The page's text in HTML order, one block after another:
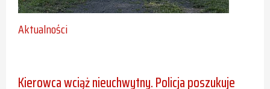
Aktualności
Kierowca wciąż nieuchwytny. Policja poszukuje